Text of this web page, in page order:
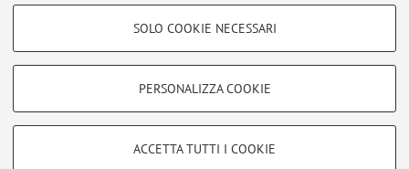
COOKIE DI PROFILAZIONE - FACOLTATIVI
COOKIE TECNICI - NECESSARI
SOLO COOKIE NECESSARI
PERSONALIZZA COOKIE
ACCETTA TUTTI I COOKIE
Area riservata
Accedi tramiteloginper gestire tutti i contenuti del sito.
Zamboni, 33 - 40126 Bologna - Partita IVA: 01131710376